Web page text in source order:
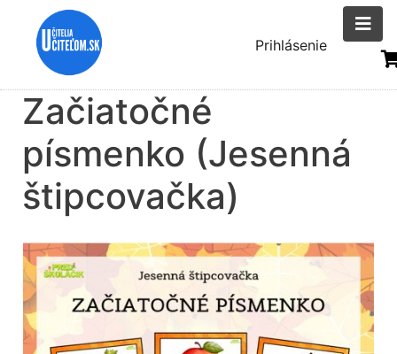
Menu
Prihlásenie
Začiatočné
písmenko (Jesenná
štipcovačka)